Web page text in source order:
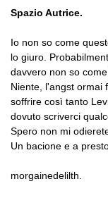
Spazio Autrice.
​Io non so come
lo giuro.
davvero non so
​Niente, l'angst ormai
soffrire così tanto
dovuto scriverci
​Spero non mi
Un bacione e a
​morgainedelilth.